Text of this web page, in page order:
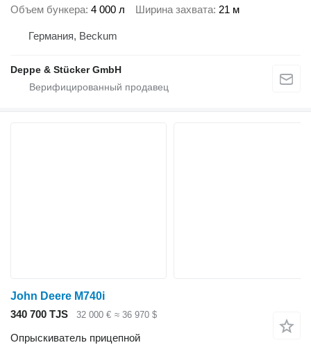
Объем бункера 4 000 л Ширина захвата 21 м
Германия, Beckum
Deppe & Stücker GmbH
John Deere M740i
340 700 TJS
32 000 € ≈ 36 970 $
Опрыскиватель прицепной